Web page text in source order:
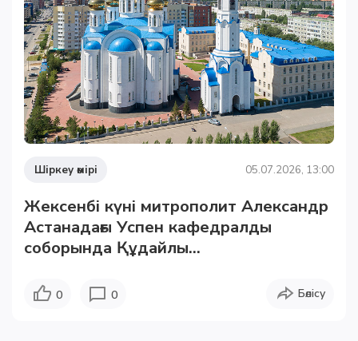
Шіркеу өмірі 05.07.2026, 13:00
Жексенбі күні митрополит Александр
Астанадағы Успен кафедралды
соборында Құдайлы...
0 0 Бөлісу